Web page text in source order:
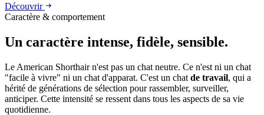
Découvrir
Caractère & comportement
Un caractère intense, fidèle, sensible.
Le American Shorthair n'est pas un chat neutre. Ce n'est ni un chat
"facile à vivre" ni un chat d'apparat. C'est un chat de travail, qui a
hérité de générations de sélection pour rassembler, surveiller,
anticiper. Cette intensité se ressent dans tous les aspects de sa vie
quotidienne.